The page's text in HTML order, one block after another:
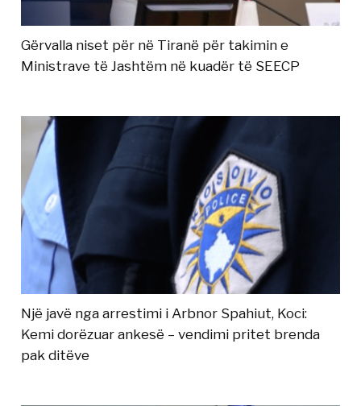
Gërvalla niset për në Tiranë për takimin e
Ministrave të Jashtëm në kuadër të SEECP
Një javë nga arrestimi i Arbnor Spahiut, Koci:
Kemi dorëzuar ankesë – vendimi pritet brenda
pak ditëve